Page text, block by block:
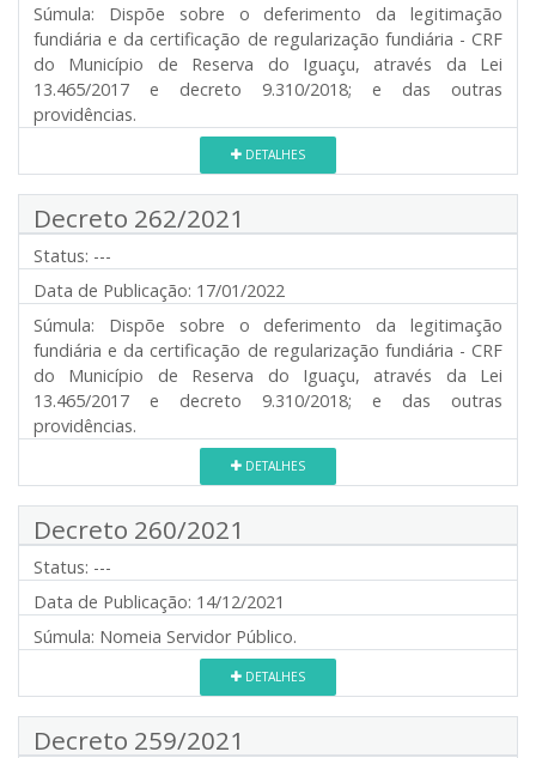
Súmula: Dispõe sobre o deferimento da legitimação
fundiária e da certificação de regularização fundiária - CRF
do Município de Reserva do Iguaçu, através da Lei
13.465/2017 e decreto 9.310/2018; e das outras
providências.
DETALHES
Decreto 262/2021
Status: ---
Data de Publicação: 17/01/2022
Súmula: Dispõe sobre o deferimento da legitimação
fundiária e da certificação de regularização fundiária - CRF
do Município de Reserva do Iguaçu, através da Lei
13.465/2017 e decreto 9.310/2018; e das outras
providências.
DETALHES
Decreto 260/2021
Status: ---
Data de Publicação: 14/12/2021
Súmula: Nomeia Servidor Público.
DETALHES
Decreto 259/2021